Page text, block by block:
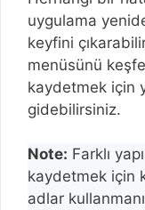
uygulama
keyfini
menüsünü
kaydetmek için
gidebilirsiniz.
Note: Farklı
kaydetmek için
adlar